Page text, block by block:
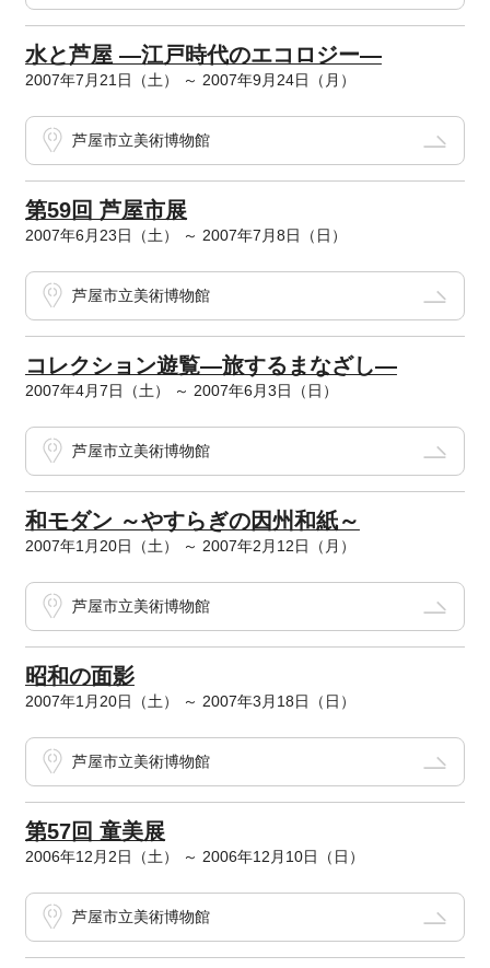
水と芦屋 ―江戸時代のエコロジー―
2007年7月21日（土） ～ 2007年9月24日（月）
芦屋市立美術博物館
第59回 芦屋市展
2007年6月23日（土） ～ 2007年7月8日（日）
芦屋市立美術博物館
コレクション遊覧―旅するまなざし―
2007年4月7日（土） ～ 2007年6月3日（日）
芦屋市立美術博物館
和モダン ～やすらぎの因州和紙～
2007年1月20日（土） ～ 2007年2月12日（月）
芦屋市立美術博物館
昭和の面影
2007年1月20日（土） ～ 2007年3月18日（日）
芦屋市立美術博物館
第57回 童美展
2006年12月2日（土） ～ 2006年12月10日（日）
芦屋市立美術博物館